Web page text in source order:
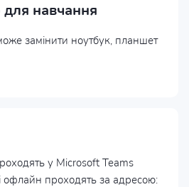
навчання
замінити ноутбук, планшет
у Microsoft Teams
офлайн проходять за адресою: